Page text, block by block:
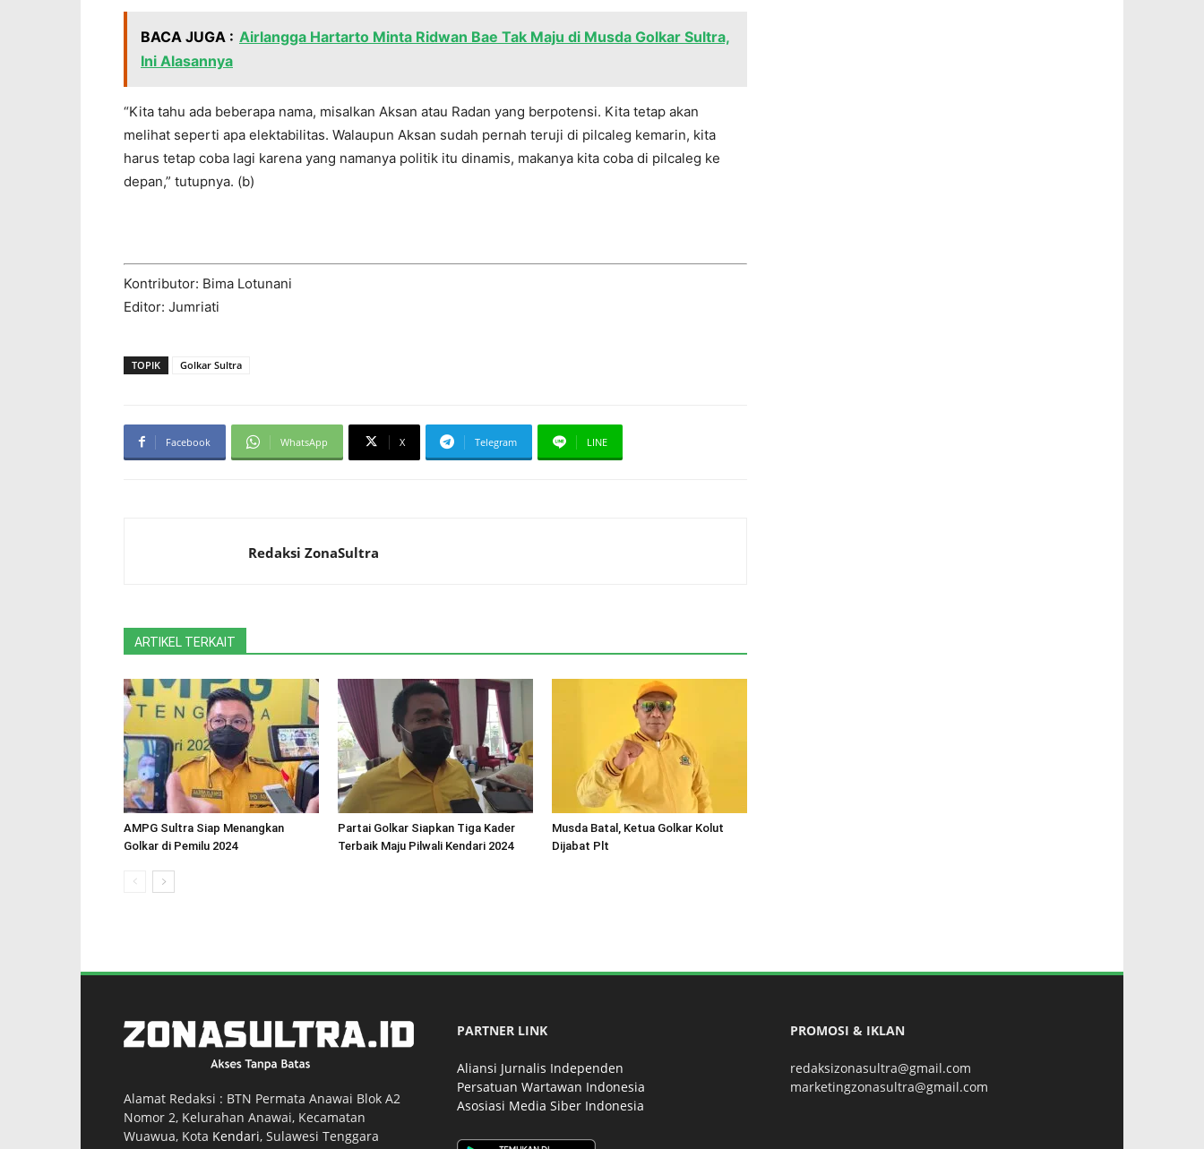
BACA JUGA : Airlangga Hartarto Minta Ridwan Bae Tak Maju di Musda Golkar Sultra,
Ini Alasannya
“Kita tahu ada beberapa nama, misalkan Aksan atau Radan yang berpotensi. Kita tetap akan
melihat seperti apa elektabilitas. Walaupun Aksan sudah pernah teruji di pilcaleg kemarin, kita
harus tetap coba lagi karena yang namanya politik itu dinamis, makanya kita coba di pilcaleg ke
depan,” tutupnya. (b)
Kontributor: Bima Lotunani
Editor: Jumriati
TOPIK Golkar Sultra
Facebook WhatsApp X Telegram LINE
Redaksi ZonaSultra
ARTIKEL TERKAIT
AMPG Sultra Siap Menangkan
Golkar di Pemilu 2024
Partai Golkar Siapkan Tiga Kader
Terbaik Maju Pilwali Kendari 2024
Musda Batal, Ketua Golkar Kolut
Dijabat Plt
Alamat Redaksi : BTN Permata Anawai Blok A2
Nomor 2, Kelurahan Anawai, Kecamatan
Wuawua, Kota Kendari, Sulawesi Tenggara
PARTNER LINK
Aliansi Jurnalis Independen
Persatuan Wartawan Indonesia
Asosiasi Media Siber Indonesia
PROMOSI & IKLAN
redaksizonasultra@gmail.com
marketingzonasultra@gmail.com